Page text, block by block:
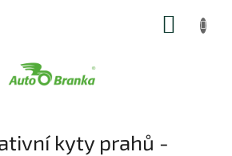
kyty prahů -